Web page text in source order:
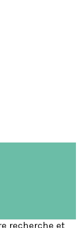
recherche et